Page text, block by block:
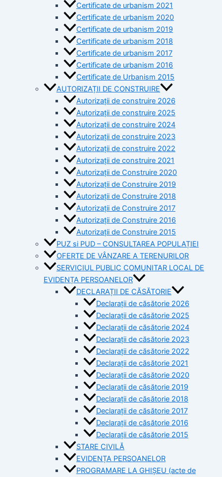
Certificate de urbanism 2021
Certificate de urbanism 2020
Certificate de urbanism 2019
Certificate de urbanism 2018
Certificate de urbanism 2017
Certificate de urbanism 2016
Certificate de Urbanism 2015
AUTORIZAȚII DE CONSTRUIRE
Autorizații de construire 2026
Autorizații de construire 2025
Autorizații de construire 2024
Autorizații de construire 2023
Autorizații de construire 2022
Autorizații de construire 2021
Autorizații de Construire 2020
Autorizații de Construire 2019
Autorizaţii de Construire 2018
Autorizaţii de Construire 2017
Autorizaţii de Construire 2016
Autorizaţii de Construire 2015
PUZ si PUD – CONSULTAREA POPULAȚIEI
OFERTE DE VÂNZARE A TERENURILOR
SERVICIUL PUBLIC COMUNITAR LOCAL DE
EVIDENȚA PERSOANELOR
DECLARAȚII DE CĂSĂTORIE
Declarații de căsătorie 2026
Declarații de căsătorie 2025
Declarații de căsătorie 2024
Declarații de căsătorie 2023
Declarații de căsătorie 2022
Declarații de căsătorie 2021
Declarații de căsătorie 2020
Declarații de căsătorie 2019
Declarații de căsătorie 2018
Declarații de căsătorie 2017
Declarații de căsătorie 2016
Declarații de căsătorie 2015
STARE CIVILĂ
EVIDENȚA PERSOANELOR
PROGRAMARE LA GHIȘEU (acte de